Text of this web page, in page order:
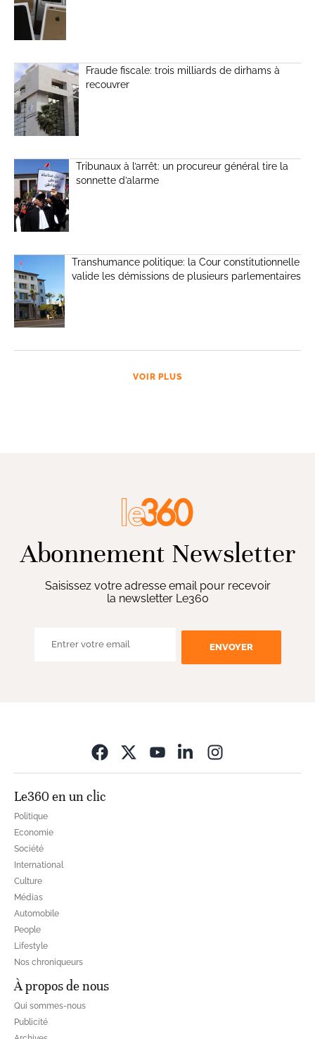
Fraude fiscale: trois milliards de dirhams à
recouvrer
Tribunaux à l’arrêt: un procureur général tire la
sonnette d’alarme
Transhumance politique: la Cour constitutionnelle
valide les démissions de plusieurs parlementaires
VOIR PLUS
Abonnement Newsletter
Saisissez votre adresse email pour recevoir
la newsletter Le360
ENVOYER
Le360 en un clic
Politique
Economie
Société
International
Culture
Médias
Automobile
People
Lifestyle
Nos chroniqueurs
À propos de nous
Qui sommes-nous
Publicité